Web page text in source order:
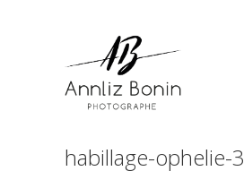
habillage-ophelie-3